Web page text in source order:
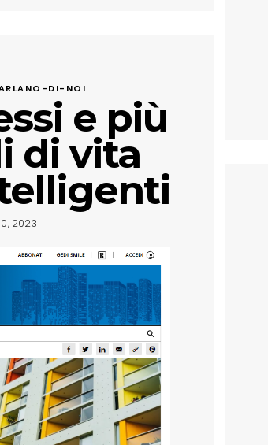
DI-NOI
e più
di vita
2023